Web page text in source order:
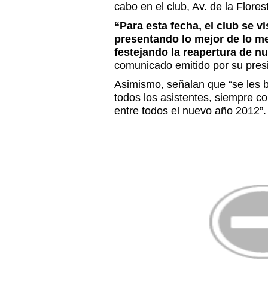
cabo en el club, Av. de la
“Para esta fecha, el club se
presentando lo mejor de lo
festejando la reapertura de
comunicado emitido por su
Asimismo, señalan que “se les
todos los asistentes, siempre
entre todos el nuevo año 2012”.